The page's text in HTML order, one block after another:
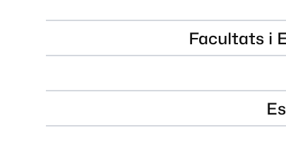
Facultats i